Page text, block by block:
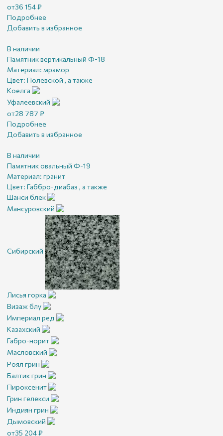
от36 154₽
Подробнее
Добавить в избранное
В наличии
Памятник вертикальный Ф-18
Материал: мрамор
Цвет: Полевской , а также
Коелга
Уфалеевский
от28 787 ₽
Подробнее
Добавить в избранное
В наличии
Памятник овальный Ф-19
Материал: гранит
Цвет: Габбро-диабаз , а также
Шанси блек
Мансуровский
Сибирский
Лисья горка
Визаж блу
Империал ред
Казахский
Габро-норит
Масловский
Роял грин
Балтик грин
Пироксенит
Грин гелекси
Индиян грин
Дымовский
от35 204₽